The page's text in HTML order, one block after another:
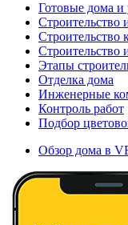
Готовые дома и
Строительство
Строительство
Строительство
Этапы
Отделка дома
Инженерные
Контроль работ
Подбор
Обзор дома в